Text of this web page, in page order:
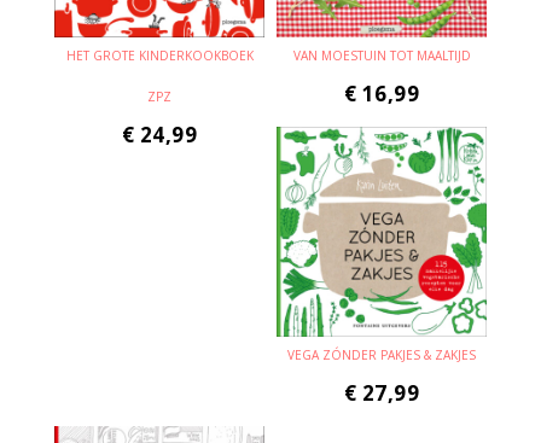
HET GROTE KINDERKOOKBOEK
ZPZ
€ 24,99
VAN MOESTUIN TOT MAALTIJD
€ 16,99
VEGA ZÓNDER PAKJES & ZAKJES
€ 27,99